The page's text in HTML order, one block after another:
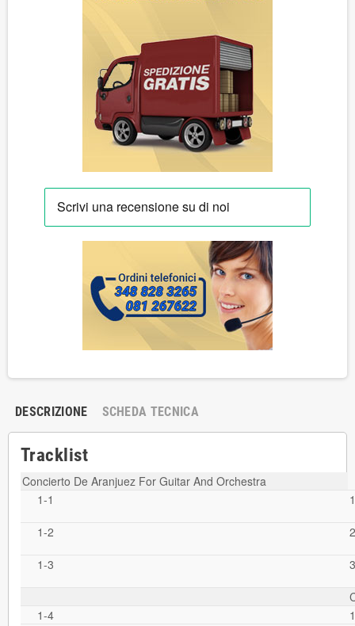
DESCRIZIONE SCHEDA TECNICA
Tracklist
Concierto De Aranjuez For Guitar And Orchestra
1-1
1-2
1-3
1-4